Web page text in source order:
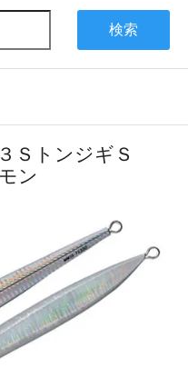
検索
ＳトンジギＳ
ン